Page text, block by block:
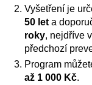
Vyšetření je
50 let a
roky, nejdříve
předchozí
Program
až 1 000 Kč.